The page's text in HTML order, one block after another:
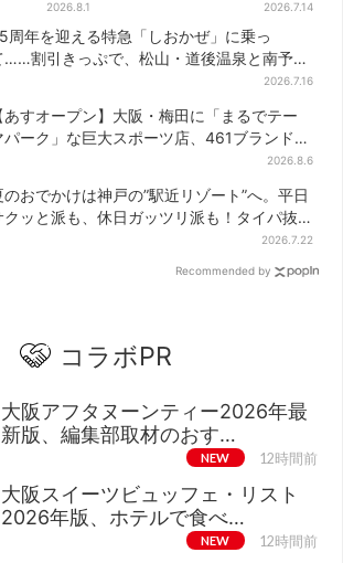
プラッシ
だけ
2026.8.1
ここでしか買えない限定グル
メも
2026.7.14
周年を迎える特急「しおかぜ」に乗っ
……割引きっぷで、松山・道後温泉と南予を
2026.7.16
あすオープン】大阪・梅田に「まるでテー
パーク」な巨大スポーツ店、461ブランド集
2026.8.6
のおでかけは神戸の”駅近リゾート”へ。平日
クッと派も、休日ガッツリ派も！タイパ抜
2026.7.22
Recommended by
コラボPR
大阪アフタヌーンティー2026年最
新版、編集部取材のおす…
NEW 12時間前
大阪スイーツビュッフェ・リスト
2026年版、ホテルで食べ…
NEW 12時間前